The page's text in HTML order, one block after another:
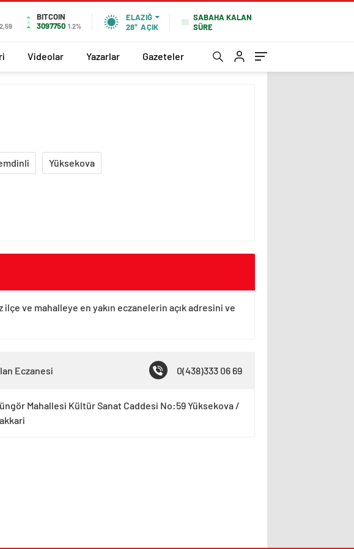
2,59
BITCOIN
3097750 1.2%
ELAZIĞ
28° AÇIK
SABAHA KALAN
SÜRE
Videolar Yazarlar Gazeteler
Yüksekova
ve mahalleye en yakın eczanelerin açık adresini ve
Eczanesi 0(438)333 06 69
Mahallesi Kültür Sanat Caddesi No:59 Yüksekova /